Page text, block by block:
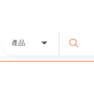
產品